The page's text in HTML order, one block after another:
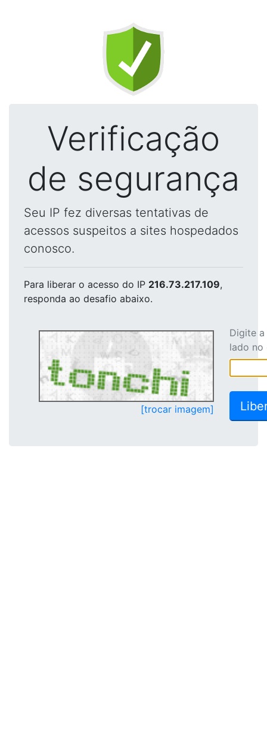
Verificação
de segurança
Seu IP fez diversas tentativas de
acessos suspeitos a sites hospedados
conosco.
Para liberar o acesso do IP 216.73.217.109,
responda ao desafio abaixo.
[trocar imagem]
Digite
lado no